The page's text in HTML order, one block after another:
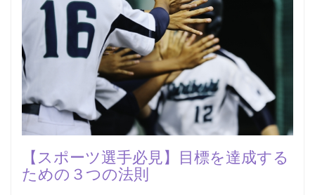
【スポーツ選手必見】目標を達成する
ための３つの法則